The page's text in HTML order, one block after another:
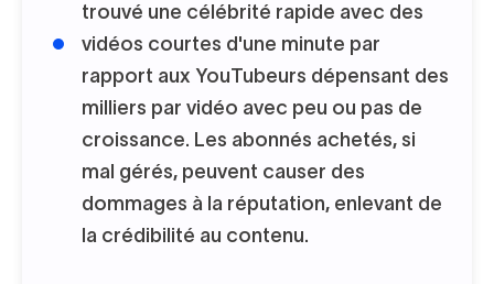
trouvé une célébrité rapide avec des
vidéos courtes d'une minute par
rapport aux YouTubeurs dépensant des
milliers par vidéo avec peu ou pas de
croissance. Les abonnés achetés, si
mal gérés, peuvent causer des
dommages à la réputation, enlevant de
la crédibilité au contenu.